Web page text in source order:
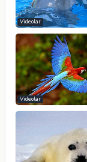
Videolar
Videolar